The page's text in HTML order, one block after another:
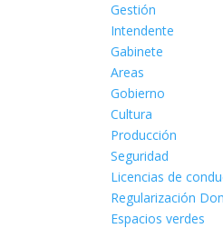
Gestión
Intendente
Gabinete
Areas
Gobierno
Cultura
Producción
Seguridad
Licencias de
Regularización
Espacios verdes